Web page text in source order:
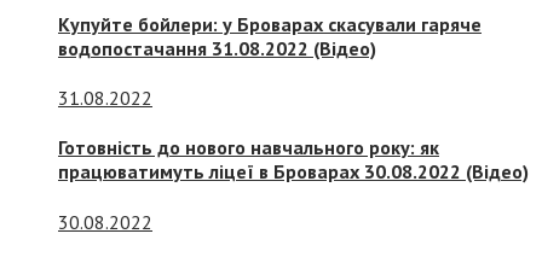
Купуйте бойлери: у Броварах скасували гаряче
водопостачання 31.08.2022 (Відео)
31.08.2022
Готовність до нового навчального року: як
працюватимуть ліцеї в Броварах 30.08.2022 (Відео)
30.08.2022